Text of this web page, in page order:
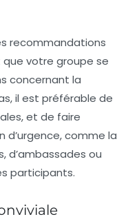
recommandations
votre groupe se
concernant la
il est préférable de
et de faire
d’urgence, comme la
d’ambassades ou
participants.